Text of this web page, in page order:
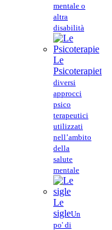
mentale o
altra
disabilità
Le
PsicoterapieI
diversi
approcci
psico
terapeutici
utilizzati
nell’ambito
della
salute
mentale
Le
sigleUn
po' di